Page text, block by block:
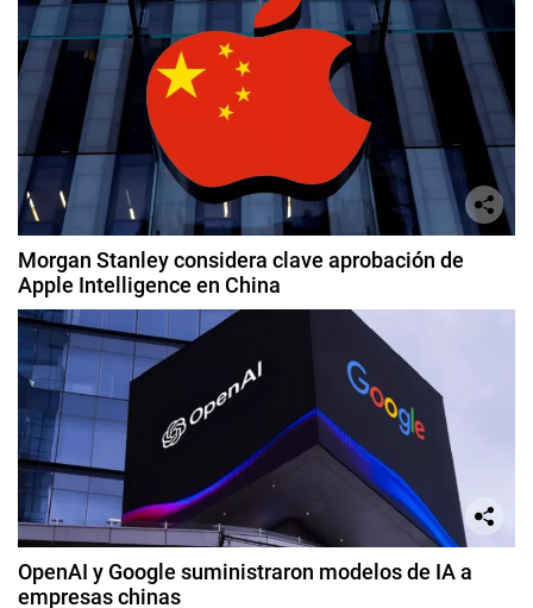
Morgan Stanley considera clave aprobación de
Apple Intelligence en China
OpenAI y Google suministraron modelos de IA a
empresas chinas